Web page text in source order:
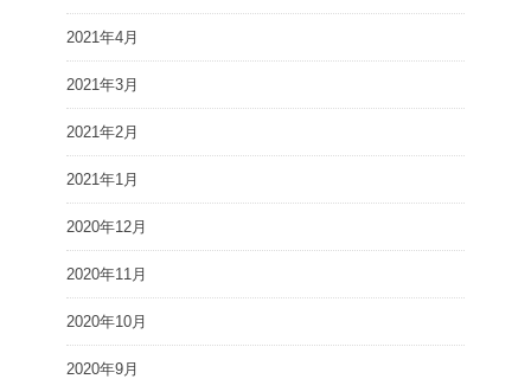
2021年4月
2021年3月
2021年2月
2021年1月
2020年12月
2020年11月
2020年10月
2020年9月